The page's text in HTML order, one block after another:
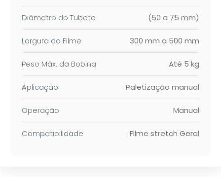
Diâmetro do Tubete (50 a 75 mm)
Largura do Filme 300 mm a 500 mm
Peso Máx. da Bobina Até 5 kg
Aplicação Paletização manual
Operação Manual
Compatibilidade Filme stretch Geral